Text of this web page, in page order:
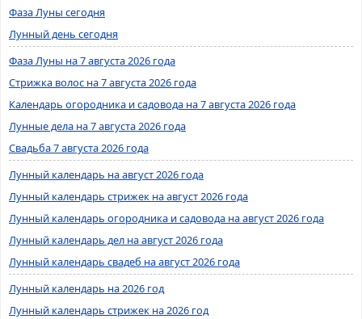
Фаза Луны сегодня
Лунный день сегодня
Фаза Луны на 7 августа 2026 года
Стрижка волос на 7 августа 2026 года
Календарь огородника и садовода на 7 августа 2026 года
Лунные дела на 7 августа 2026 года
Свадьба 7 августа 2026 года
Лунный календарь на август 2026 года
Лунный календарь стрижек на август 2026 года
Лунный календарь огородника и садовода на август 2026 года
Лунный календарь дел на август 2026 года
Лунный календарь свадеб на август 2026 года
Лунный календарь на 2026 год
Лунный календарь стрижек на 2026 год